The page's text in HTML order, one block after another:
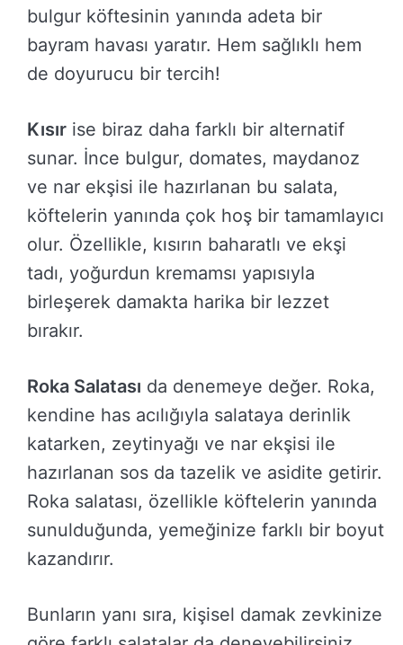
bulgur köftesinin yanında adeta bir
bayram havası yaratır. Hem sağlıklı hem
de doyurucu bir tercih!
Kısır ise biraz daha farklı bir alternatif
sunar. İnce bulgur, domates, maydanoz
ve nar ekşisi ile hazırlanan bu salata,
köftelerin yanında çok hoş bir tamamlayıcı
olur. Özellikle, kısırın baharatlı ve ekşi
tadı, yoğurdun kremamsı yapısıyla
birleşerek damakta harika bir lezzet
bırakır.
Roka Salatası da denemeye değer. Roka,
kendine has acılığıyla salataya derinlik
katarken, zeytinyağı ve nar ekşisi ile
hazırlanan sos da tazelik ve asidite getirir.
Roka salatası, özellikle köftelerin yanında
sunulduğunda, yemeğinize farklı bir boyut
kazandırır.
Bunların yanı sıra, kişisel damak zevkinize